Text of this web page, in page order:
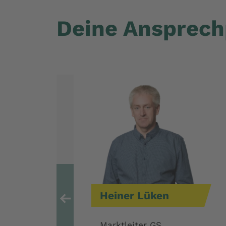
Deine
Heiner Lüken
Zum